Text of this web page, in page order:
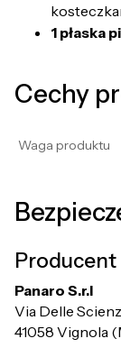
1 płaska
Cechy
Waga produktu
Producent
Panaro S.r.l
Via Delle
41058 Vignola